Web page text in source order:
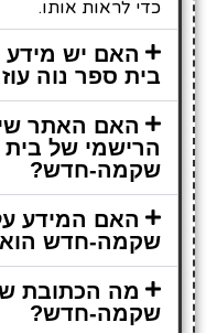
כדי לראות אותו.
האם יש מידע
בית ספר נוה
האם האתר
הרישמי של בית
שקמה-חדש?
האם המידע על
שקמה-חדש הוא
מה הכתובת של
שקמה-חדש?